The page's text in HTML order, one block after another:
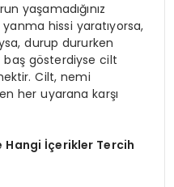
yaşamadığınız
hissi yaratıyorsa,
durup dururken
baş gösterdiyse cilt
Cilt, nemi
her uyarana karşı
Hangi İçerikler Tercih